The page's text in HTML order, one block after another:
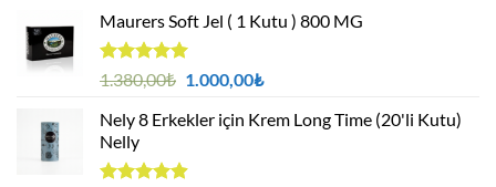
Maurers Soft Jel ( 1 Kutu ) 800 MG
5 üzerinden
oy
aldı
1.380,00₺ Orijinal
1.380,00₺.
1.000,00₺Şu
fiyat:
Nely 8 Erkekler için Krem Long Time (20'li Kutu)
Nelly